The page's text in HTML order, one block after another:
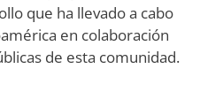
que ha llevado a cabo
en colaboración
de esta comunidad.